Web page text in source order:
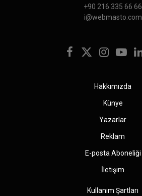
+90 216 335 66 66
i@webmasto.com
Facebook
X
Instagram
Hakkımızda
Künye
Yazarlar
Reklam
E-posta Aboneliği
İletişim
Kullanım Şartları